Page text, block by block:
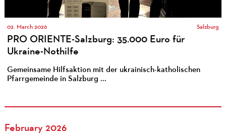
02. March 2026 Salzburg
PRO ORIENTE-Salzburg: 35.000 Euro für
Ukraine-Nothilfe
Gemeinsame Hilfsaktion mit der ukrainisch-katholischen
Pfarrgemeinde in Salzburg ...
February 2026